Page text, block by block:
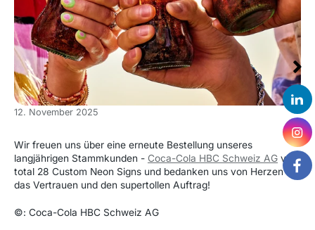
12. November 2025
Wir freuen uns über eine erneute Bestellung unseres
langjährigen Stammkunden - Coca-Cola HBC Schweiz AG von
total 28 Custom Neon Signs und bedanken uns von Herzen für
das Vertrauen und den supertollen Auftrag!
©: Coca-Cola HBC Schweiz AG